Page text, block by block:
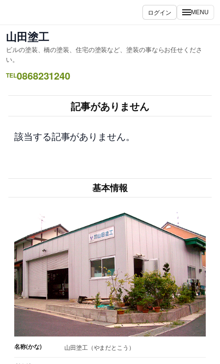
ス
キ
ッ
プ
ログイン MENU
山田塗工
ビルの塗装、橋の塗装、住宅の塗装など、塗装の事ならお任せくださ
い。
TEL0868231240
記事がありません
該当する記事がありません。
基本情報
名称(かな) 山田塗工（やまだとこう）